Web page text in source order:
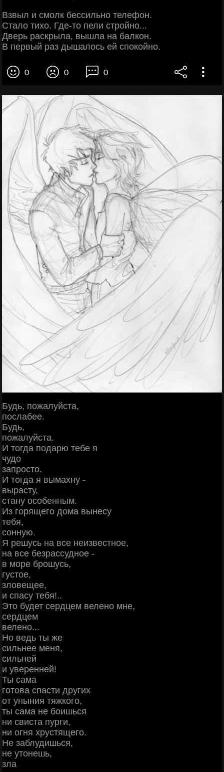
Взвыл и смолк бессильно телефон.
Стало тихо. Где-то пели стройно...
Дверь раскрыла, вышла на балкон.
В первый раз дышалось ей спокойно.
0 0 0
Будь, пожалуйста,
послабее.
Будь,
пожалуйста.
И тогда подарю тебе я
чудо
запросто.
И тогда я вымахну -
вырасту,
стану особенным.
Из горящего дома вынесу
тебя,
сонную.
Я решусь на все неизвестное,
на все безрассудное -
в море брошусь,
густое,
зловещее,
и спасу тебя!..
Это будет сердцем велено мне,
сердцем
велено...
Но ведь ты же
сильнее меня,
сильней
и уверенней!
Ты сама
готова спасти других
от уныния тяжкого,
ты сама не боишься
ни свиста пурги,
ни огня хрустящего.
Не заблудишься,
не утонешь,
зла